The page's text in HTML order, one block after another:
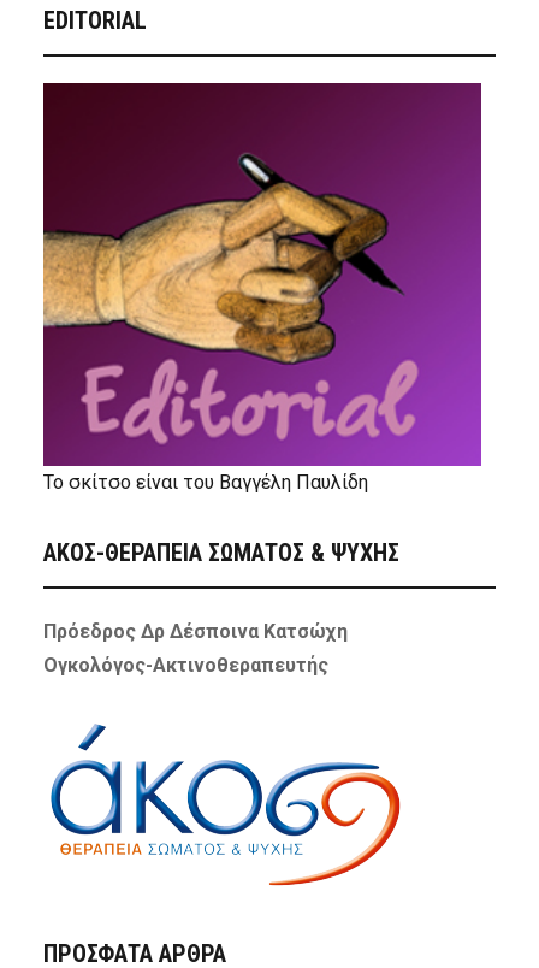
EDITORIAL
Το σκίτσο είναι του Βαγγέλη Παυλίδη
ΑΚΟΣ-ΘΕΡΑΠΕΙΑ ΣΩΜΑΤΟΣ & ΨΥΧΗΣ
Πρόεδρος Δρ Δέσποινα Κατσώχη
Ογκολόγος-Ακτινοθεραπευτής
ΠΡΌΣΦΑΤΑ ΆΡΘΡΑ